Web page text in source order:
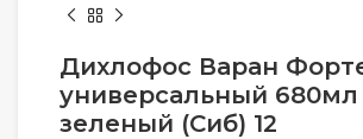
Дихлофос Варан
универсальный 680мл
зеленый (Сиб) 12